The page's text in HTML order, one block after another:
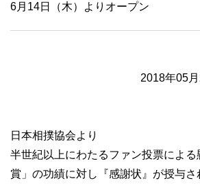
6月14日（木）よりオープン
2018年05月
日本相撲協会より
半世紀以上にわたるファン投票による
賞」の功績に対し『感謝状』が授与さ